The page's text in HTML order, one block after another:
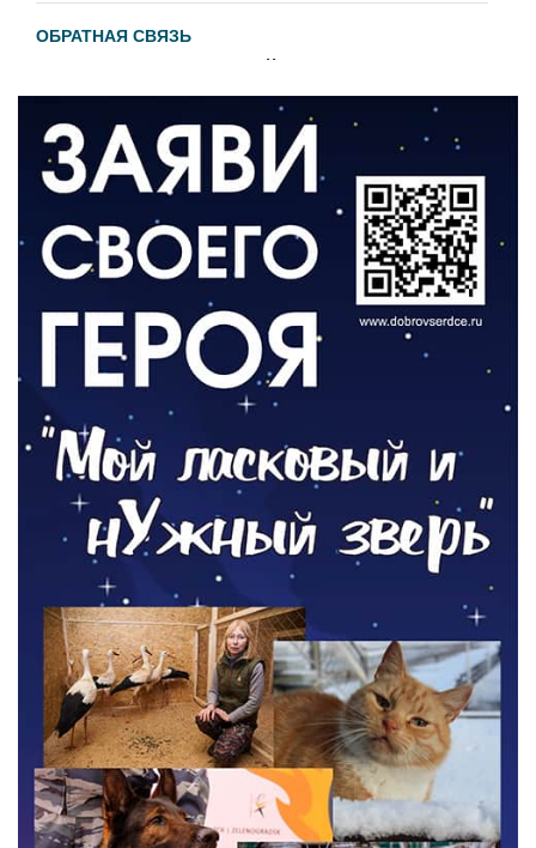
ОБРАТНАЯ СВЯЗЬ
ВЛАСТЬ
День памяти и «Симфония народов»
06.08.2026
Новый настил на экотропе
05.08.2026